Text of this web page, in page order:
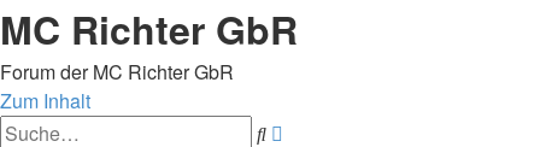
MC Richter GbR
Forum der MC Richter GbR
Zum Inhalt
Suche